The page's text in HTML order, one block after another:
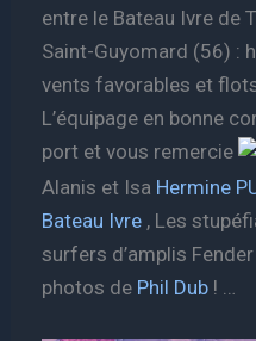
entre le Bateau Ivre de
Saint-Guyomard (56) :
vents favorables et flots
L’équipage en bonne
port et vous remercie
Alanis et Isa Hermine
Bateau Ivre, Les
surfers d’amplis Fender
photos de Phil Dub! …